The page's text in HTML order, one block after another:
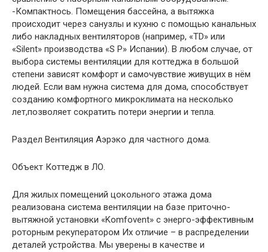
-Компактнось. Помещения бассейна, а вытяжка
происходит через санузлы и кухню с помощью канальных
либо накладных вентиляторов (например, «TD» или
«Silent» производства «S P» Испании). В любом случае, от
выбора системы вентиляции для коттеджа в большой
степени зависят комфорт и самочувствие живущих в нём
людей. Если вам нужна система для дома, способствует
созданию комфортного микроклимата на несколько
лет,позволяет сократить потери энергии и тепла.
Раздел Вентиляция Аэрэко для частного дома.
Объект Коттедж в ЛО.
Для жилых помещений цокольного этажа дома
реализована система вентиляции на базе приточно-
вытяжной установки «Komfovent» с энерго-эффективным
роторным рекуператором Их отличие – в распределении
деталей устройства. Мы уверены в качестве и